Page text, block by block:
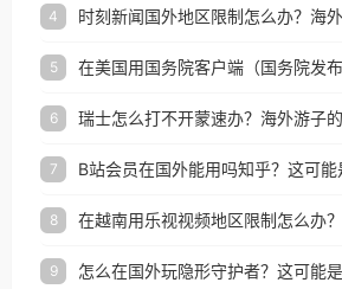
4
5
6
7
8
9